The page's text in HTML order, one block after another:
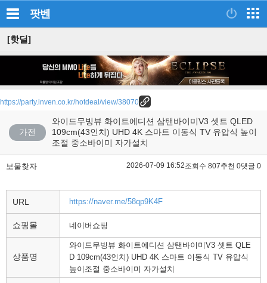
팟벤
[핫딜]
https://party.inven.co.kr/hotdeal/view/38070
가전
와이드무빙뷰 화이트에디션 삼탠바이미V3 셋트 QLED
109cm(43인치) UHD 4K 스마트 이동식 TV 유압식 높이
조절 중소바이미 자가설치
보물찾자 2026-07-09 16:52조회수 807추천 0댓글 0
URL https://naver.me/58qp9K4F
쇼핑몰 네이버쇼핑
상품명
와이드무빙뷰 화이트에디션 삼탠바이미V3 셋트 QLE
D 109cm(43인치) UHD 4K 스마트 이동식 TV 유압식
높이조절 중소바이미 자가설치